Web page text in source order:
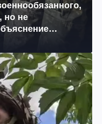
но не